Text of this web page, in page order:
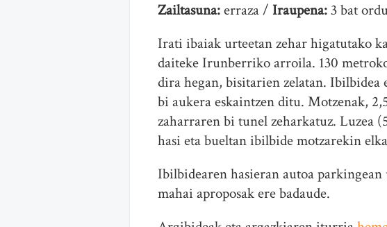
Zailtasuna:erraza / Iraupena:3 bat
Irati ibaiak urteetan zehar higatutako
daiteke Irunberriko arroila. 130
dira hegan, bisitarien zelatan. Ibilbidea
bi aukera eskaintzen ditu. Motzenak,
zaharraren bi tunel zeharkatuz. Luzea
hasi eta bueltan ibilbide motzarekin
Ibilbidearen hasieran autoa
mahai aproposak ere badaude.